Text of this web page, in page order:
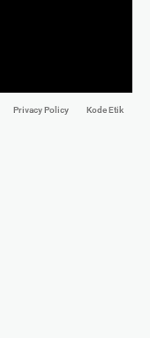
Privacy Policy Kode Etik